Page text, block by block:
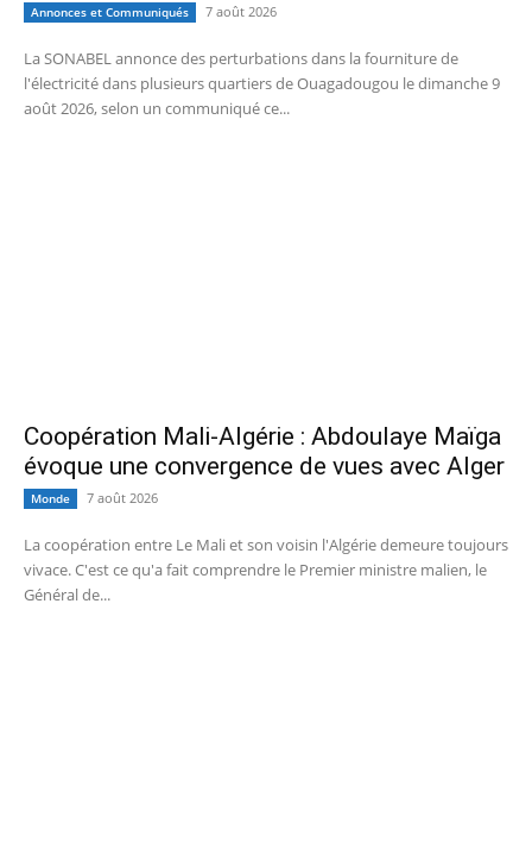
Annonces et Communiqués 7 août 2026
La SONABEL annonce des perturbations dans la fourniture de
l'électricité dans plusieurs quartiers de Ouagadougou le dimanche 9
août 2026, selon un communiqué ce...
Coopération Mali-Algérie : Abdoulaye Maïga
évoque une convergence de vues avec Alger
Monde 7 août 2026
La coopération entre Le Mali et son voisin l'Algérie demeure toujours
vivace. C'est ce qu'a fait comprendre le Premier ministre malien, le
Général de...